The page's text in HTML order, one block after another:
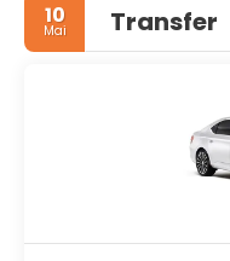
10
Mai Transfer